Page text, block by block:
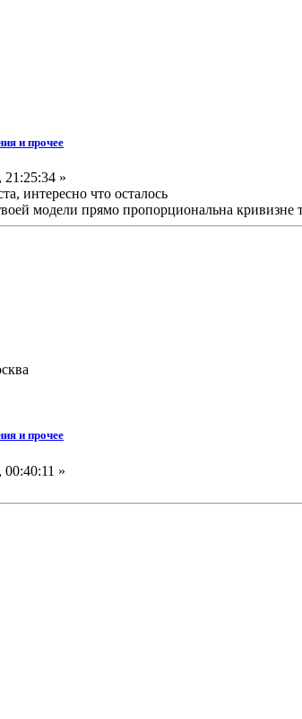
и прочее
21:25:34 »
интересно что осталось
модели прямо пропорциональна
и прочее
00:40:11 »